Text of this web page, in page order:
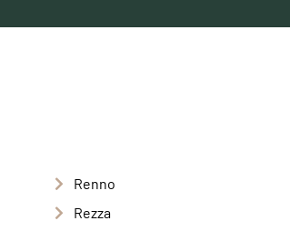
Renno
Rezza